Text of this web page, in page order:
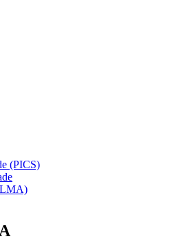
(PICS)